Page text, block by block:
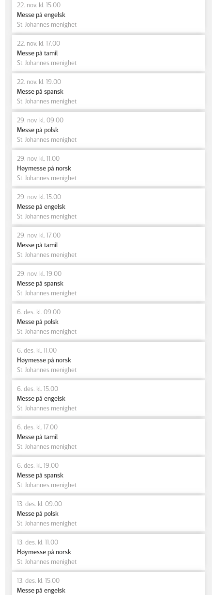
22. nov. kl. 15.00
Messe på engelsk
St. Johannes menighet
22. nov. kl. 17.00
Messe på tamil
St. Johannes menighet
22. nov. kl. 19.00
Messe på spansk
St. Johannes menighet
29. nov. kl. 09.00
Messe på polsk
St. Johannes menighet
29. nov. kl. 11.00
Høymesse på norsk
St. Johannes menighet
29. nov. kl. 15.00
Messe på engelsk
St. Johannes menighet
29. nov. kl. 17.00
Messe på tamil
St. Johannes menighet
29. nov. kl. 19.00
Messe på spansk
St. Johannes menighet
6. des. kl. 09.00
Messe på polsk
St. Johannes menighet
6. des. kl. 11.00
Høymesse på norsk
St. Johannes menighet
6. des. kl. 15.00
Messe på engelsk
St. Johannes menighet
6. des. kl. 17.00
Messe på tamil
St. Johannes menighet
6. des. kl. 19.00
Messe på spansk
St. Johannes menighet
13. des. kl. 09.00
Messe på polsk
St. Johannes menighet
13. des. kl. 11.00
Høymesse på norsk
St. Johannes menighet
13. des. kl. 15.00
Messe på engelsk